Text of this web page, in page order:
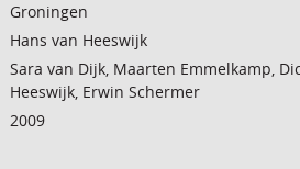
Groningen
Hans van Heeswijk
Sara van Dijk, Maarten Emmelkamp,
Heeswijk, Erwin Schermer
2009